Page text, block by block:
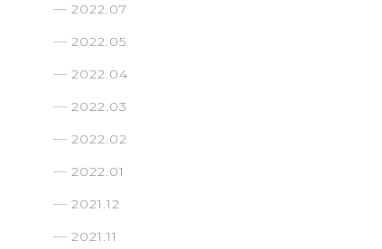
2022.07
2022.05
2022.04
2022.03
2022.02
2022.01
2021.12
2021.11